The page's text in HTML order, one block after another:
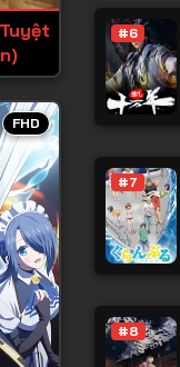
FHD
#6
#7
#8